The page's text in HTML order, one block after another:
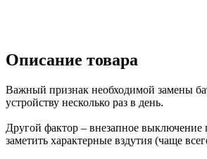
Описание товара
Важный признак необходимой замены
устройству несколько раз в день.
Другой фактор – внезапное выключение
заметить характерные вздутия (чаще